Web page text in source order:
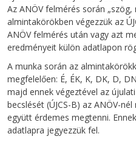
Az ANÖV felmérés során
almintakörökben végezzük az
ANÖV felmérés után vagy azt
eredményeit külön adatlapon
A munka során az
megfelelően: É, ÉK, K, DK, D,
majd ennek végeztével az
becslését (ÚJCS-B) az ANÖV-
együtt érdemes megtenni.
adatlapra jegyezzük fel.